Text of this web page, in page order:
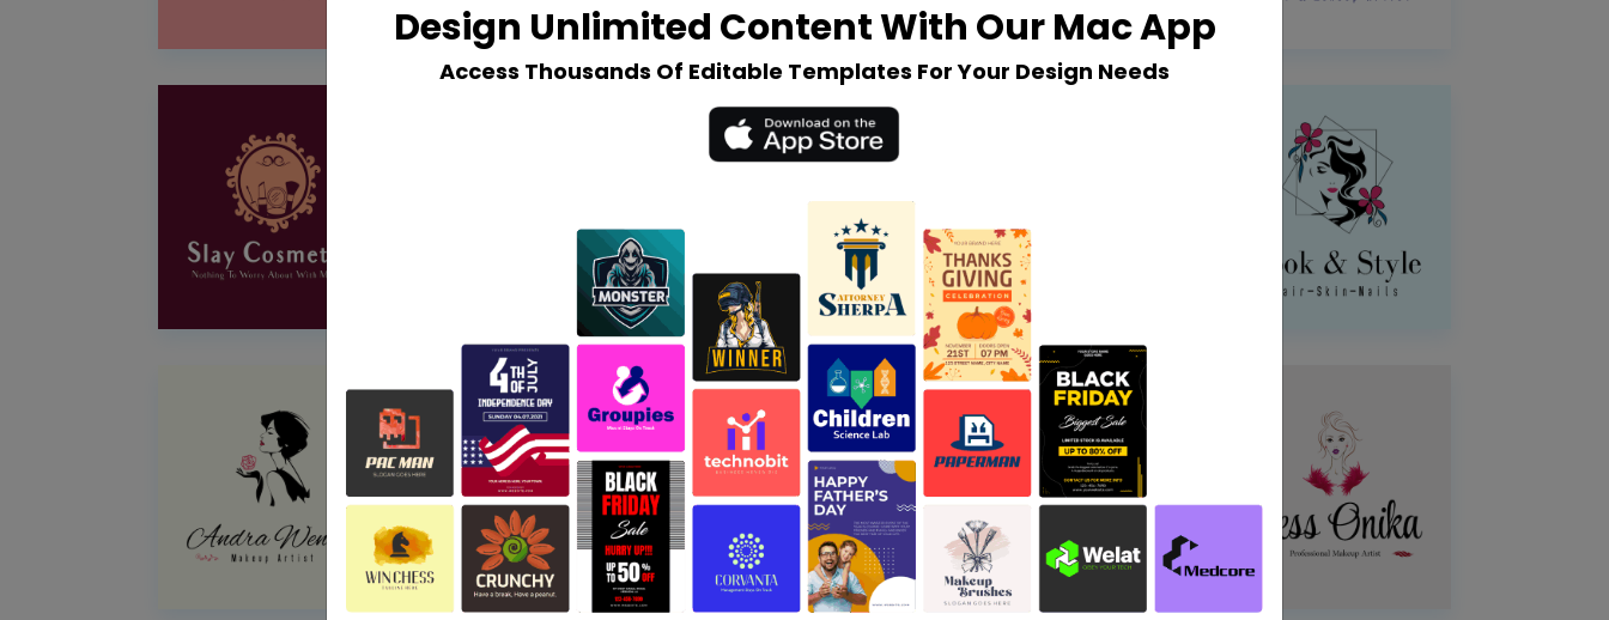
Design Unlimited Content With Our Mac App
Access Thousands Of Editable Templates For Your Design Needs